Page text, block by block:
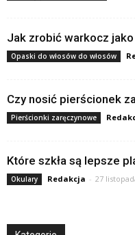
Jak zrobić warkocz
Opaski do włosów do włosów
Czy nosić pierścionek
Pierścionki zaręczynowe
Które szkła są lepsze
Okulary Redakcja - 27